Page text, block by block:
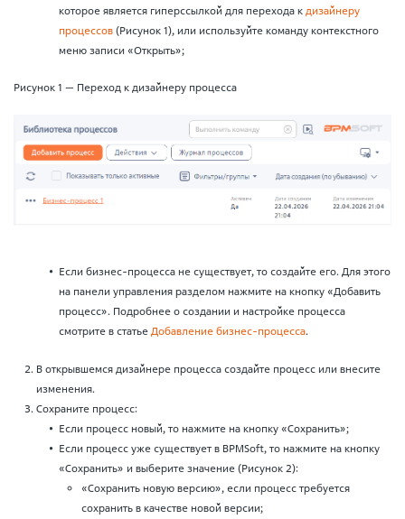
которое является гиперссылкой для перехода кдизайнеру
процессов(Рисунок 1), или используйте команду контекстного
меню записи «Открыть»;
Рисунок 1 — Переход к дизайнеру процесса
Если бизнес-процесса не существует, то создайте его. Для этого
на панели управления разделом нажмите на кнопку «Добавить
процесс». Подробнее о создании и настройке процесса
смотрите в статьеДобавление бизнес-процесса.
В открывшемся дизайнере процесса создайте процесс или внесите
изменения.
Сохраните процесс:
Если процесс новый, то нажмите на кнопку «Сохранить»;
Если процесс уже существует в BPMSoft, то нажмите на кнопку
«Сохранить» и выберите значение (Рисунок 2):
«Сохранить новую версию», если процесс требуется
сохранить в качестве новой версии;